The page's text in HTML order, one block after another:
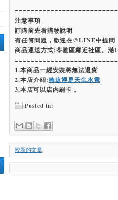
注意事項
訂購前先看購物說明
有任何問題，歡迎在@LINE中提問
商品運送方式:苓雅區鄰近社區。滿
1.本商品一經安裝將無法退貨
2.本店介紹:嗨這裡是天生水電
3.本店可以店內刷卡 。
Posted in:
較新的文章